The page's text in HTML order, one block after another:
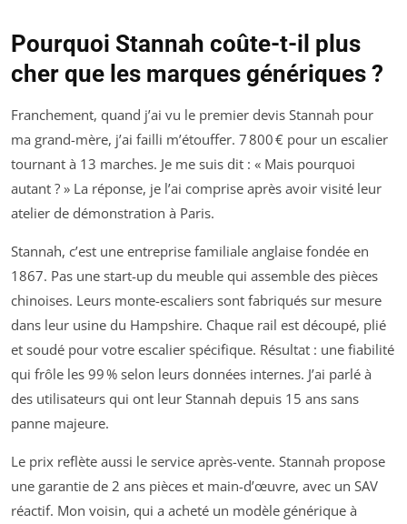
Pourquoi Stannah coûte-t-il plus
cher que les marques génériques ?
Franchement, quand j’ai vu le premier devis Stannah pour
ma grand-mère, j’ai failli m’étouffer. 7 800 € pour un escalier
tournant à 13 marches. Je me suis dit : « Mais pourquoi
autant ? » La réponse, je l’ai comprise après avoir visité leur
atelier de démonstration à Paris.
Stannah, c’est une entreprise familiale anglaise fondée en
1867. Pas une start-up du meuble qui assemble des pièces
chinoises. Leurs monte-escaliers sont fabriqués sur mesure
dans leur usine du Hampshire. Chaque rail est découpé, plié
et soudé pour votre escalier spécifique. Résultat : une fiabilité
qui frôle les 99 % selon leurs données internes. J’ai parlé à
des utilisateurs qui ont leur Stannah depuis 15 ans sans
panne majeure.
Le prix reflète aussi le service après-vente. Stannah propose
une garantie de 2 ans pièces et main-d’œuvre, avec un SAV
réactif. Mon voisin, qui a acheté un modèle générique à